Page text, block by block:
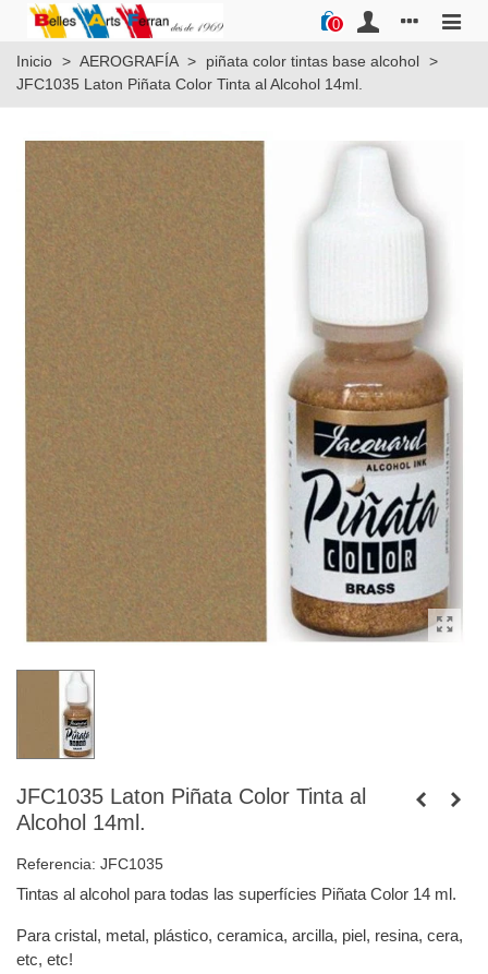
0
Inicio > AEROGRAFÍA > piñata color tintas base alcohol >
JFC1035 Laton Piñata Color Tinta al Alcohol 14ml.
JFC1035 Laton Piñata Color Tinta al
Alcohol 14ml.
Referencia: JFC1035
Tintas al alcohol para todas las superfícies Piñata Color 14 ml.
Para cristal, metal, plástico, ceramica, arcilla, piel, resina, cera,
etc, etc!